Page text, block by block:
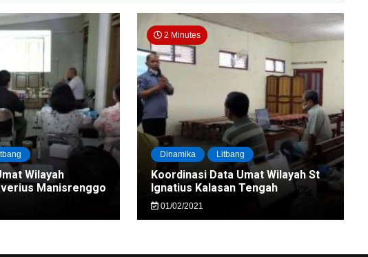
Wilayah
Manisrenggo
2 Minutes
Dinamika Litbang
Koordinasi Data Umat Wilayah St
Ignatius Kalasan Tengah
01/02/2021